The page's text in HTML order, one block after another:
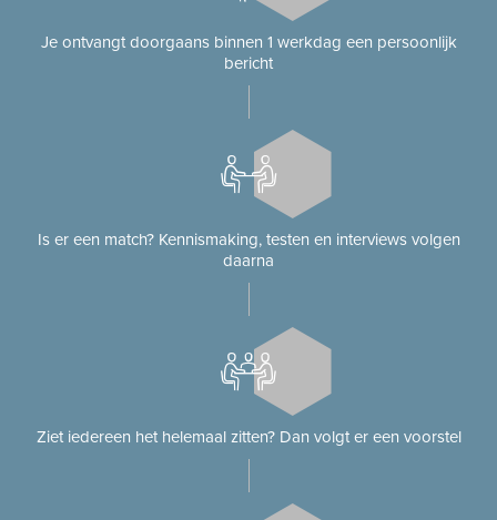
Je ontvangt doorgaans binnen 1 werkdag een persoonlijk
bericht
Is er een match? Kennismaking, testen en interviews volgen
daarna
Ziet iedereen het helemaal zitten? Dan volgt er een voorstel